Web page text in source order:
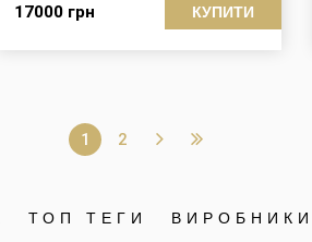
17000 грн КУПИТИ
1 2
ТОП ТЕГИ ВИРОБНИКИ